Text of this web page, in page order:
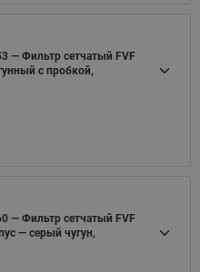
— Фильтр сетчатый FVF
с пробкой,
— Фильтр сетчатый FVF
— серый чугун,